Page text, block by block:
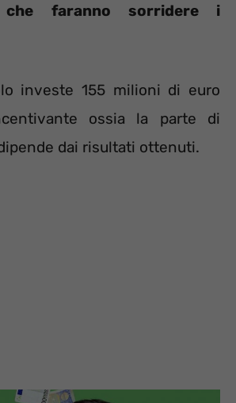
che faranno sorridere i
investe 155 milioni di euro
ossia la parte di
dai risultati ottenuti.